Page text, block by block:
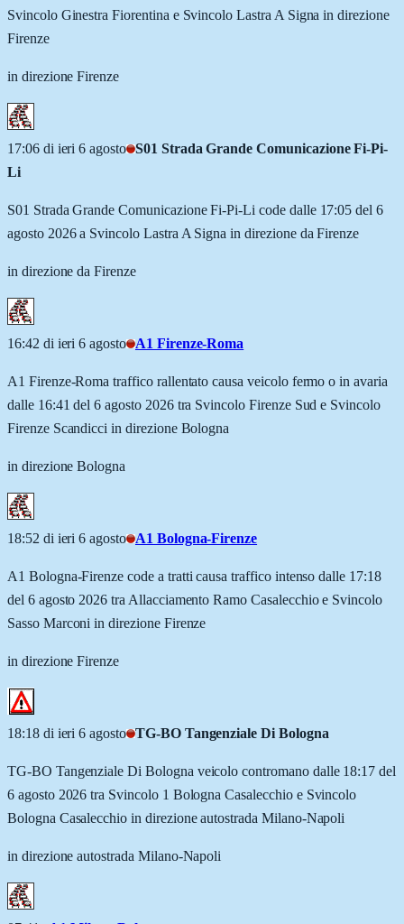
Svincolo Ginestra Fiorentina e Svincolo Lastra A Signa in direzione
Firenze
in direzione Firenze
17:06 di ieri 6 agosto S01 Strada Grande Comunicazione Fi-Pi-
Li
S01 Strada Grande Comunicazione Fi-Pi-Li code dalle 17:05 del 6
agosto 2026 a Svincolo Lastra A Signa in direzione da Firenze
in direzione da Firenze
16:42 di ieri 6 agosto A1 Firenze-Roma
A1 Firenze-Roma traffico rallentato causa veicolo fermo o in avaria
dalle 16:41 del 6 agosto 2026 tra Svincolo Firenze Sud e Svincolo
Firenze Scandicci in direzione Bologna
in direzione Bologna
18:52 di ieri 6 agosto A1 Bologna-Firenze
A1 Bologna-Firenze code a tratti causa traffico intenso dalle 17:18
del 6 agosto 2026 tra Allacciamento Ramo Casalecchio e Svincolo
Sasso Marconi in direzione Firenze
in direzione Firenze
18:18 di ieri 6 agosto TG-BO Tangenziale Di Bologna
TG-BO Tangenziale Di Bologna veicolo contromano dalle 18:17 del
6 agosto 2026 tra Svincolo 1 Bologna Casalecchio e Svincolo
Bologna Casalecchio in direzione autostrada Milano-Napoli
in direzione autostrada Milano-Napoli